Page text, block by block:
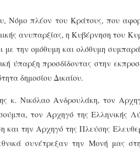
Νόμο πλέον του Κράτους, που
ανυπαρξίας, η Κυβέρνηση του
την ομόθυμη και ολόθυμη
ύπαρξη προσδίδοντας στην
δημοσίου Δικαίου.
κ. Νικόλαο Ανδρουλάκη, τον
τον Αρχηγό της Ελληνικής
την Αρχηγό της Πλεύσης
συνέτρεξαν την Μονή μας